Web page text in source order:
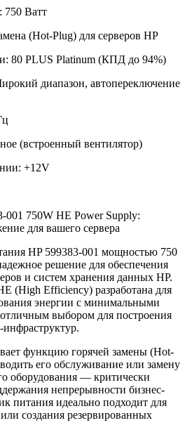
750 Ватт
(Hot-Plug) для серверов HP
80 PLUS Platinum (КПД до 94%)
диапазон, автопереключение
(встроенный вентилятор)
+12V
001 750W HE Power Supply:
для вашего сервера
HP 599383-001 мощностью 750
решение для обеспечения
и систем хранения данных HP.
(High Efficiency) разработана для
энергии с минимальными
отличным выбором для построения
функцию горячей замены (Hot-
его обслуживание или замену
оборудования — критически
непрерывности бизнес-
питания идеально подходит для
создания резервированных